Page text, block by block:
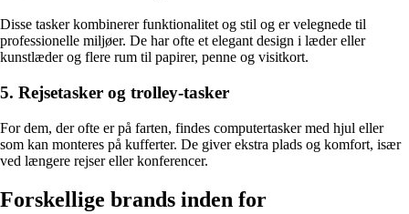
Disse tasker kombinerer funktionalitet og stil og er velegnede til
professionelle miljøer. De har ofte et elegant design i læder eller
kunstlæder og flere rum til papirer, penne og visitkort.
5. Rejsetasker og trolley-tasker
For dem, der ofte er på farten, findes computertasker med hjul eller
som kan monteres på kufferter. De giver ekstra plads og komfort, især
ved længere rejser eller konferencer.
Forskellige brands inden for